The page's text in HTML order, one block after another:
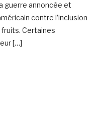
guerre annoncée et
contre l’inclusion
Certaines
[…]